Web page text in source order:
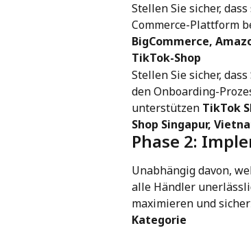
Stellen Sie sicher,
Commerce-Plattform
BigCommerce,
TikTok-Shop
Stellen Sie sicher,
den Onboarding-
unterstützen TikTok
Shop Singapur,
Phase 2:
Unabhängig davon,
alle Händler
maximieren und
Kategorie